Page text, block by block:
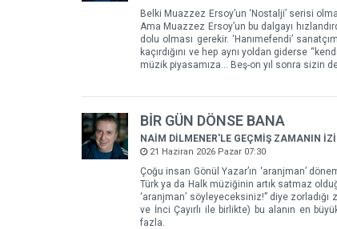
Belki Muazzez Ersoy’un ‘Nostalji’ serisi
Ama Muazzez Ersoy’un bu dalgayı
dolu olması gerekir. ‘Hanımefendi’
kaçırdığını ve hep aynı yoldan giderse
müzik piyasamıza... Beş-on yıl sonra sizin
BİR GÜN DÖNSE BANA
NAİM DİLMENER'LE GEÇMİŞ ZAMANIN
21 Haziran 2026 Pazar 07:30
Çoğu insan Gönül Yazar’ın ‘aranjman’
Türk ya da Halk müziğinin artık satmaz
‘aranjman’ söyleyeceksiniz!” diye
ve İnci Çayırlı ile birlikte) bu alanın en
fazla.